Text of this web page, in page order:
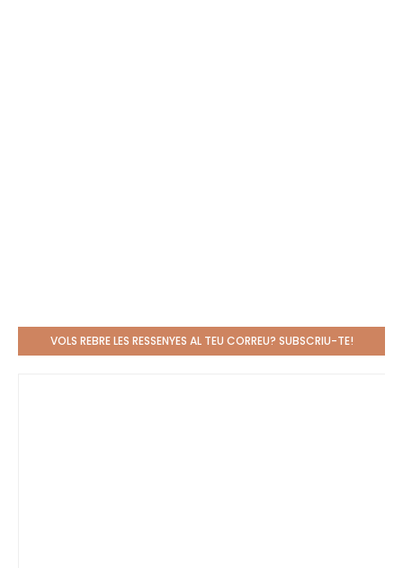
VOLS REBRE LES RESSENYES AL TEU CORREU? SUBSCRIU-TE!